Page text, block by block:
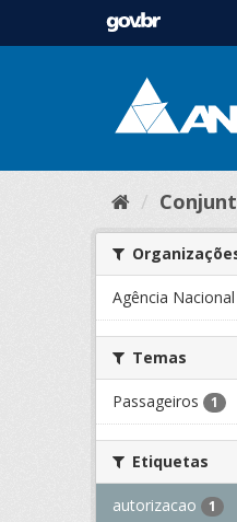
Agência Nacional
Temas
Passageiros 1
Etiquetas
autorizacao 1